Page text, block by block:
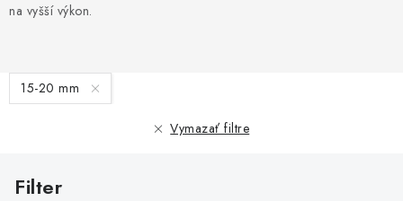
O nás Obchodné podmienky
Kontakt
Odstúpenie od zmluvy
na vyšší výkon.
V
ý
s
15-20 mm
Vymazať filtre